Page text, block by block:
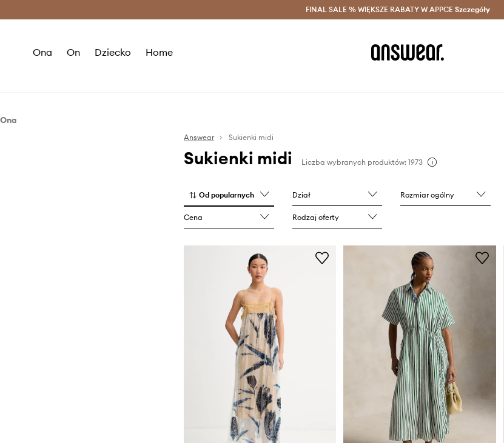
Oszczędzaj z Answear Club > Dostawa nawet w 24h >
FINAL SALE % WIĘKSZE RABATY W APPCE Szczegóły
Ona On Dziecko Home
Ona
Answear Sukienki midi
Sukienki midi Liczba wybranych produktów: 1973
Od popularnych Dział Rozmiar ogólny
Cena Rodzaj oferty